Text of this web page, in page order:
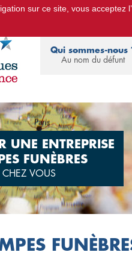
Obsèques :devis
Qui sommes-nous
Au nom du défunt
UNE ENTREPRISE
FUNÈBRES
CHEZ VOUS
sur ce site, vous